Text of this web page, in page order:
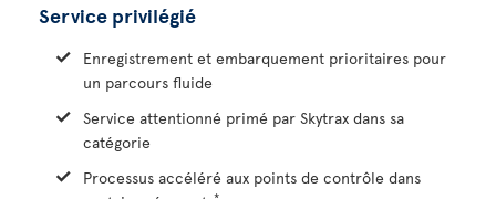
Service privilégié
Enregistrement et embarquement prioritaires pour
un parcours fluide
Service attentionné primé par Skytrax dans sa
catégorie
Processus accéléré aux points de contrôle dans